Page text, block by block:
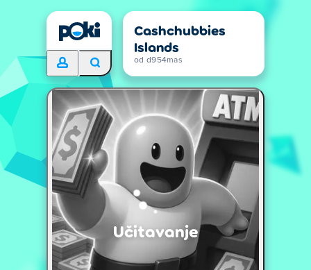
Cashchubbies
Islands
od d954mas
Učitavanje